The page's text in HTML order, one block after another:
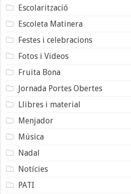
Escolarització
Escoleta Matinera
Festes i celebracions
Fotos i Videos
Fruita Bona
Jornada Portes Obertes
Llibres i material
Menjador
Música
Nadal
Notícies
PATI